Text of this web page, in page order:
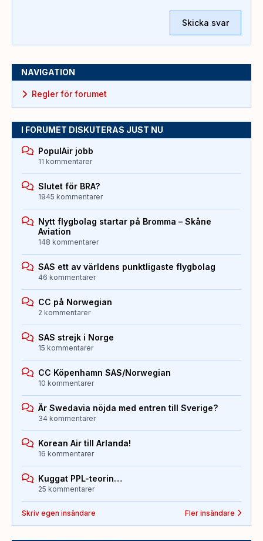
Skicka svar
NAVIGATION
Regler för forumet
I FORUMET DISKUTERAS JUST NU
PopulAir jobb
11 kommentarer
Slutet för BRA?
1945 kommentarer
Nytt flygbolag startar på Bromma – Skåne
Aviation
148 kommentarer
SAS ett av världens punktligaste flygbolag
46 kommentarer
CC på Norwegian
2 kommentarer
SAS strejk i Norge
15 kommentarer
CC Köpenhamn SAS/Norwegian
10 kommentarer
Är Swedavia nöjda med entren till Sverige?
34 kommentarer
Korean Air till Arlanda!
16 kommentarer
Kuggat PPL-teorin…
25 kommentarer
Skriv egen insändare Fler insändare